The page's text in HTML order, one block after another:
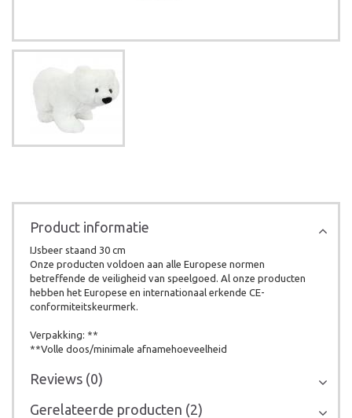
Product informatie
IJsbeer staand 30 cm
Onze producten voldoen aan alle Europese normen
betreffende de veiligheid van speelgoed. Al onze producten
hebben het Europese en internationaal erkende CE-
conformiteitskeurmerk.
Verpakking: **
**Volle doos/minimale afnamehoeveelheid
Reviews (0)
Gerelateerde producten (2)